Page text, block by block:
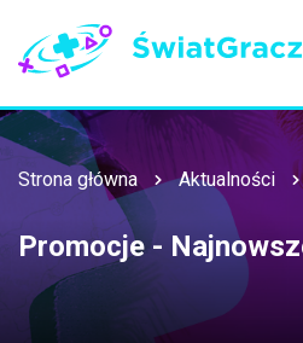
Strona główna Aktualności
Promocje -